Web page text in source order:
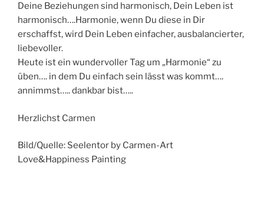
Deine Beziehungen sind harmonisch, Dein Leben ist
harmonisch….Harmonie, wenn Du diese in Dir
erschaffst, wird Dein Leben einfacher, ausbalancierter,
liebevoller.
Heute ist ein wundervoller Tag um „Harmonie“ zu
üben…. in dem Du einfach sein lässt was kommt….
annimmst….. dankbar bist…..
Herzlichst Carmen
Bild/Quelle: Seelentor by Carmen-Art
Love&Happiness Painting